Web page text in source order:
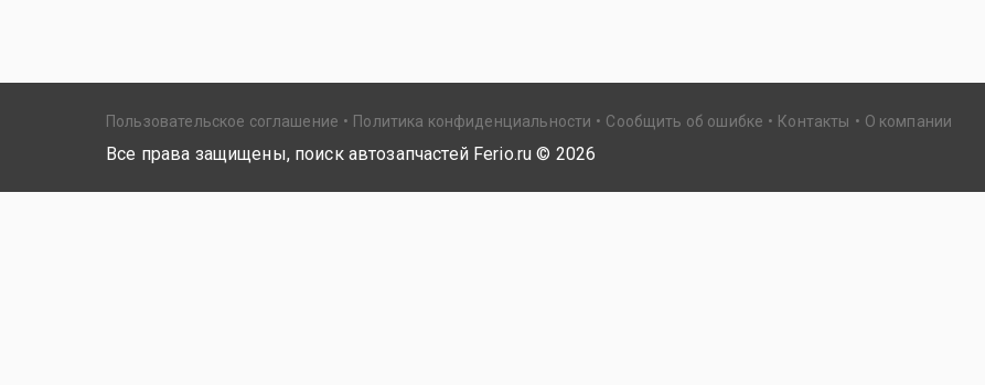
Пользовательское соглашение Политика конфиденциальности Сообщить об ошибке Контакты О компании
Все права защищены, поиск автозапчастей Ferio.ru © 2026